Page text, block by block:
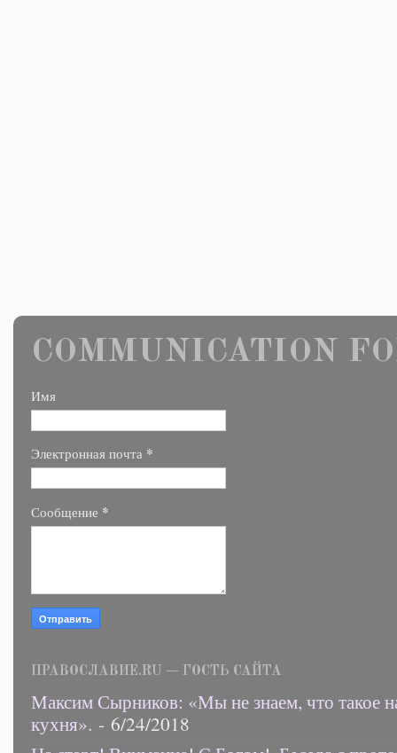
COMMUNICATION
Имя
Электронная почта *
Сообщение *
ПРАВОСЛАВИЕ.RU — ГОСТЬ САЙТА
Максим Сырников: «Мы не знаем, что такое
кухня». - 6/24/2018